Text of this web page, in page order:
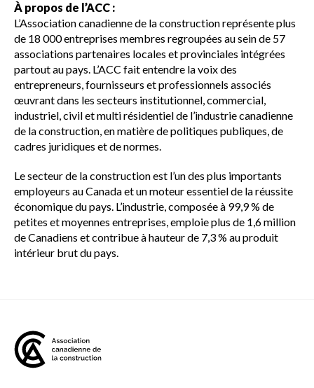
Lisez votre contrat de construction
Services axés sur les pratiques
exemplaires – webinaires
Sceau d’or
Show
sub
À propos de l’ACC :
L’Association canadienne de la construction représente plus
de 18 000 entreprises membres regroupées au sein de 57
associations partenaires locales et provinciales intégrées
partout au pays. L’ACC fait entendre la voix des
entrepreneurs, fournisseurs et professionnels associés
œuvrant dans les secteurs institutionnel, commercial,
industriel, civil et multi résidentiel de l’industrie canadienne
de la construction, en matière de politiques publiques, de
cadres juridiques et de normes.
Le secteur de la construction est l’un des plus importants
employeurs au Canada et un moteur essentiel de la réussite
économique du pays. L’industrie, composée à 99,9 % de
petites et moyennes entreprises, emploie plus de 1,6 million
de Canadiens et contribue à hauteur de 7,3 % au produit
intérieur brut du pays.